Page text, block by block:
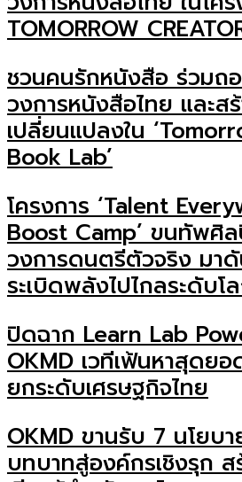
TOMORROW
ชวนคนรักหนังสือ ร่วมถ
วงการหนังสือไทย และส
เปลี่ยนแปลงใน
Book Lab’
โครงการ ‘Talent
Boost Camp’ ขนทัพศิ
วงการดนตรีตัวจริง มา
ระเบิดพลังไปไกลระดับโ
ปิดฉาก Learn Lab
OKMD เวทีเฟ้นหาสุดย
ยกระดับเศรษฐกิจไทย
OKMD ขานรับ 7 นโยบ
บทบาทสู่องค์กรเชิงรุก ส